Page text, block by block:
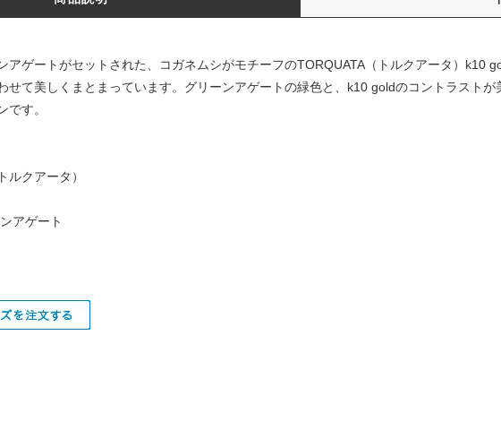
アゲートがセットされた、コガネムシがモチーフのTORQUATA（トルクアータ）k10
せて美しくまとまっています。グリーンアゲートの緑色と、k10 goldのコントラスト
です。
ルクアータ）
アゲート